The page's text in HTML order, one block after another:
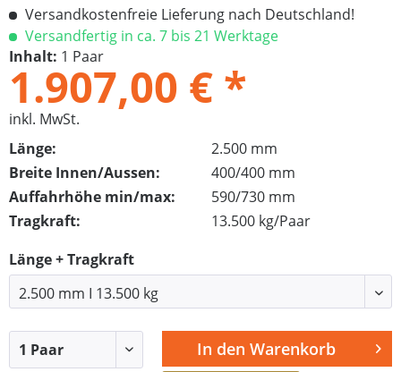
Versandkostenfreie Lieferung nach Deutschland!
Versandfertig in ca. 7 bis 21 Werktage
Inhalt: 1 Paar
1.907,00 € *
inkl. MwSt.
Länge:
2.500 mm
Breite Innen/Aussen:
400/400 mm
Auffahrhöhe min/max:
590/730 mm
Tragkraft:
13.500 kg/Paar
Länge + Tragkraft
In den Warenkorb